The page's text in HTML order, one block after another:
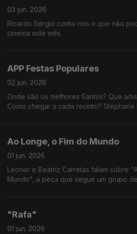
03 jun. 2026
Ricardo Sérgio conta-nos o que não
cinema este mês.
APP Festas Populares
02 jun. 2026
Onde são os melhores Santos? Que
Como chegar a cada recinto?
Ao Longe, o Fim do Mundo
01 jun. 2026
Leonor e Beatriz Carretas falam sobre
Mundo", a peça que segue um grupo
"Rafa"
01 jun. 2026